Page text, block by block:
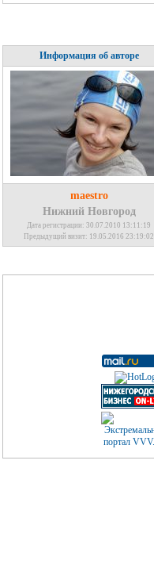
Информация об авторе
maestro
Нижний Новгород
Дата регистрации: 30.07.2010 13:11:19
Предыдущий визит: 19.05.2016 23:19:02